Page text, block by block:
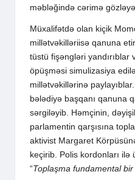
məbləğində cərimə
Müxalifətdə olan kiçik
millətvəkilləriisə qanuna
tüstü fişəngləri yandırıblar
öpüşməsi simulizasiya
millətvəkillərinə
bələdiyə başqanı qanuna
sərgiləyib. Həmçinin,
parlamentin qarşısına
aktivist Margaret
keçirib. Polis kordonları ilə
“Toplaşma fundamental bir